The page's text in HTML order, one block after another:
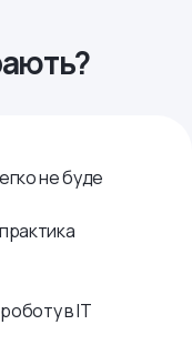
не буде
в ІТ